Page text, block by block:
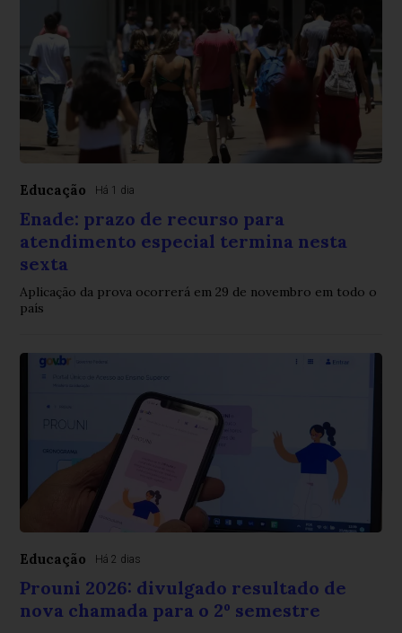
Educação Há 1 dia
Enade: prazo de recurso para
atendimento especial termina nesta
sexta
Aplicação da prova ocorrerá em 29 de novembro em todo o
país
Educação Há 2 dias
Prouni 2026: divulgado resultado de
nova chamada para o 2º semestre